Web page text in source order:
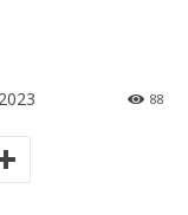
88